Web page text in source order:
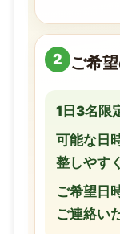
2 ご希
1日3名限
可能な日
整しやす
ご希望日
ご連絡い